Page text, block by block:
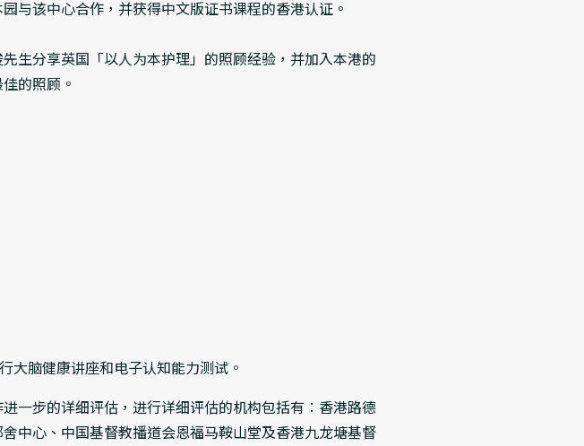
与该中心合作，并获得中文版证书课程的香港认证。
生分享英国「以人为本护理」的照顾经验，并加入本港的
的照顾。
大脑健康讲座和电子认知能力测试。
一步的详细评估，进行详细评估的机构包括有︰香港路德
中心、中国基督教播道会恩福马鞍山堂及香港九龙塘基督